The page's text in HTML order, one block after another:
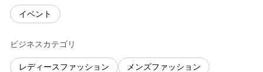
イベント
ビジネスカテゴリ
レディースファッション メンズファッション